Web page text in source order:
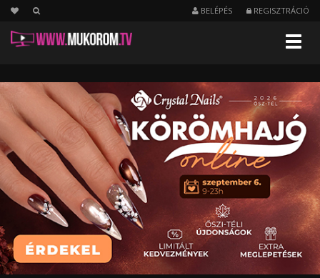
BELÉPÉS REGISZTRÁCIÓ
Menu